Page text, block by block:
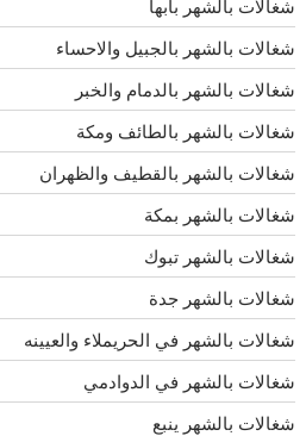
شغالات بالشهر بأبها
شغالات بالشهر بالجبيل والاحساء
شغالات بالشهر بالدمام والخبر
شغالات بالشهر بالطائف ومكة
شغالات بالشهر بالقطيف والظهران
شغالات بالشهر بمكة
شغالات بالشهر تبوك
شغالات بالشهر جدة
شغالات بالشهر في الحريملاء والعيينه
شغالات بالشهر في الدوادمي
شغالات بالشهر ينبع